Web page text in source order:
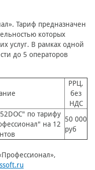
Тариф предназначен
которых
услуг. В рамках одной
до 5 операторов
РРЦ,
без
НДС
по тарифу
на 12
50 000
руб